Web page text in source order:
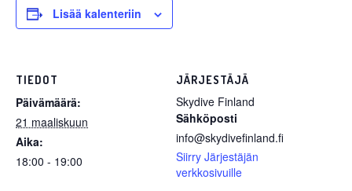
Lisää kalenteriin
TIEDOT
Päivämäärä:
21 maaliskuun
Aika:
18:00 - 19:00
JÄRJESTÄJÄ
Skydive Finland
Sähköposti
info@skydivefinland.fi
Siirry Järjestäjän
verkkosivuille